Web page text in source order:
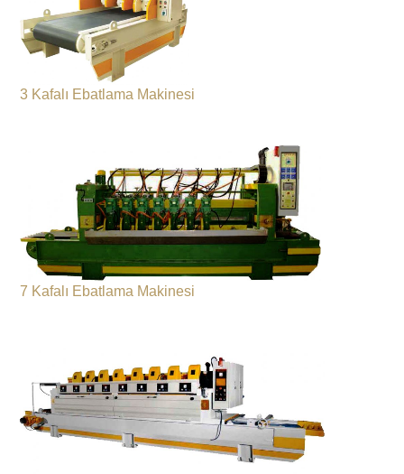
3 Kafalı Ebatlama Makinesi
7 Kafalı Ebatlama Makinesi